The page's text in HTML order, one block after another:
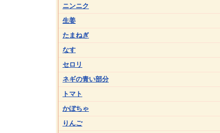
ニンニク
生姜
たまねぎ
なす
セロリ
ネギの青い部分
トマト
かぼちゃ
りんご